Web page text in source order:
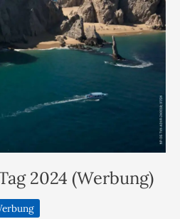
2024 (Werbung)